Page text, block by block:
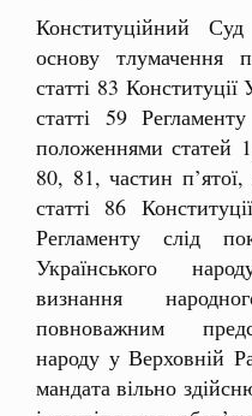
Конституційний
основу тлумачення
статті 83
статті 59
положеннями статей
80, 81, частин п’ятої,
статті 86
Регламенту слід
Українського
визнання
повноважним
народу у Верховній
мандата вільно